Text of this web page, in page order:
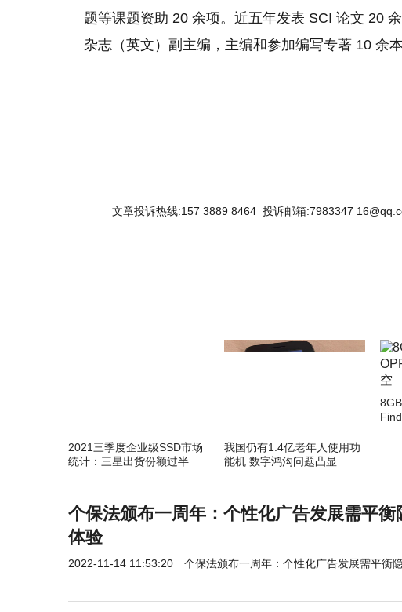
题等课题资助 20 余项。近五年发表 SCI 论文 20
杂志（英文）副主编，主编和参加编写专著 10 余本
文章投诉热线:157 3889 8464 投诉邮箱:7983347
2021三季度企业级SSD市场
统计：三星出货份额过半
我国仍有1.4亿老年人使用功
能机 数字鸿沟问题凸显
个保法颁布一周年：个性化广告发展需平衡
体验
2022-11-14 11:53:20 个保法颁布一周年：个性化广告发展需平衡